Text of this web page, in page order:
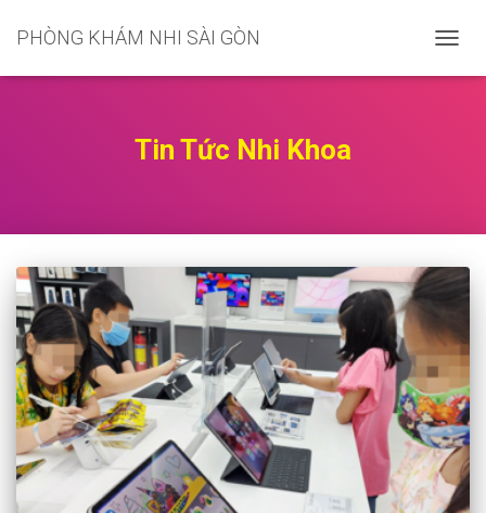
PHÒNG KHÁM NHI SÀI GÒN
ĐỔI
Tin Tức Nhi Khoa